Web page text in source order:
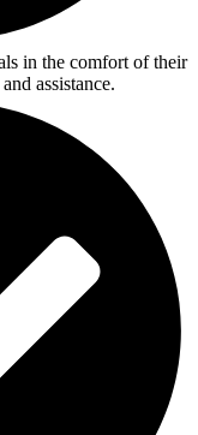
in the comfort of their
assistance.